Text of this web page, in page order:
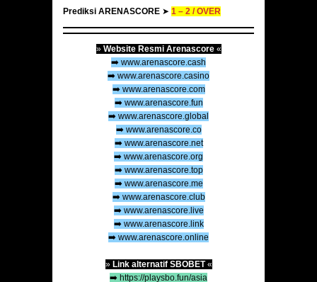
Prediksi ARENASCORE ➤ 1 – 2 /OVER
» Website Resmi Arenascore«
➡️ www.arenascore.cash
➡️ www.arenascore.casino
➡️ www.arenascore.com
➡️ www.arenascore.fun
➡️ www.arenascore.global
➡️ www.arenascore.co
➡️ www.arenascore.net
➡️ www.arenascore.org
➡️ www.arenascore.top
➡️ www.arenascore.me
➡️ www.arenascore.club
➡️ www.arenascore.live
➡️ www.arenascore.link
➡️ www.arenascore.online
» Link alternatif SBOBET«
➡️ https://playsbo.fun/asia